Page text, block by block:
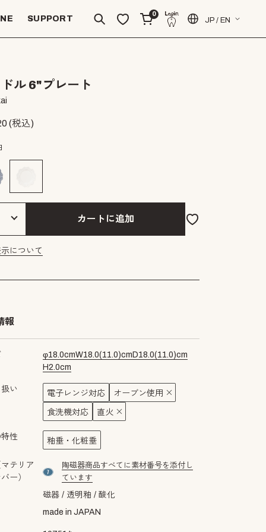
SUPPORT
0
JP / EN
ル 6"プレート
(税込)
カートに追加
について
報
φ18.0cmW18.0(11.0)cm D18.0(11.0)cm
H2.0cm
い 電子レンジ対応 オーブン使用
食洗機対応 直火
性 釉垂・化粧垂
テリア
ー）
material number7
陶磁器商品すべてに素材番号を添付し
ています
磁器 透明釉
酸化
made in JAPAN